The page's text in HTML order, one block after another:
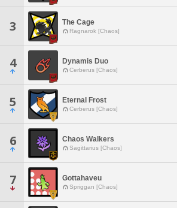
3 The Cage
Ragnarok [Chaos]
4 Dynamis Duo
Cerberus [Chaos]
5 Eternal Frost
Cerberus [Chaos]
6 Chaos Walkers
Sagittarius [Chaos]
7 Gottahaveu
Spriggan [Chaos]